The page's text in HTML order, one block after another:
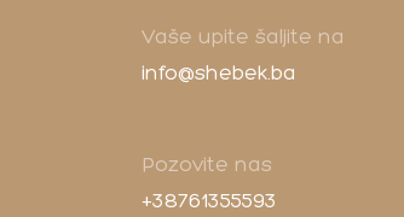
Vaše upite šaljite na
info@shebek.ba
Pozovite nas
+38761355593